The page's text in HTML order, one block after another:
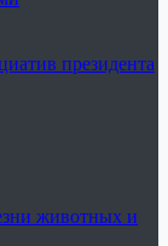
президента
животных и